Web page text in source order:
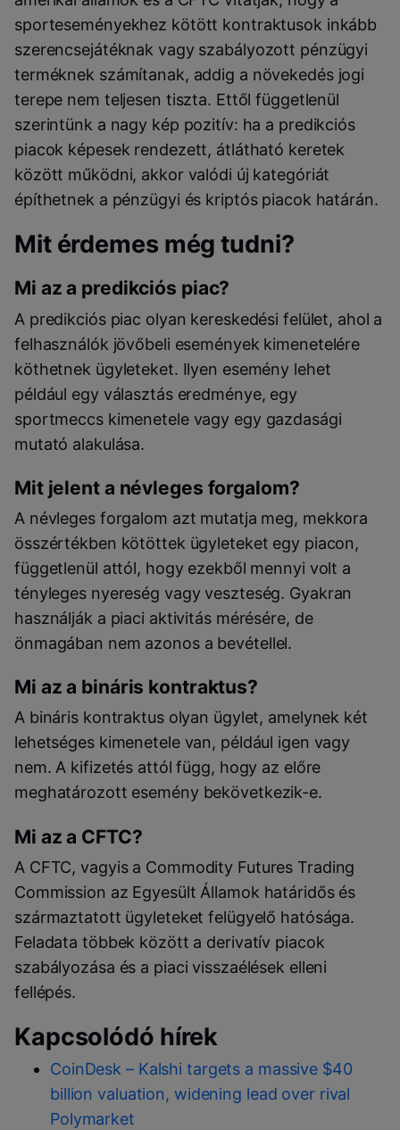
sporteseményekhez kötött kontraktusok inkább
szerencsejátéknak vagy szabályozott pénzügyi
terméknek számítanak, addig a növekedés jogi
terepe nem teljesen tiszta. Ettől függetlenül
szerintünk a nagy kép pozitív: ha a predikciós
piacok képesek rendezett, átlátható keretek
között működni, akkor valódi új kategóriát
építhetnek a pénzügyi és kriptós piacok határán.
Mit érdemes még tudni?
Mi az a predikciós piac?
A predikciós piac olyan kereskedési felület, ahol a
felhasználók jövőbeli események kimenetelére
köthetnek ügyleteket. Ilyen esemény lehet
például egy választás eredménye, egy
sportmeccs kimenetele vagy egy gazdasági
mutató alakulása.
Mit jelent a névleges forgalom?
A névleges forgalom azt mutatja meg, mekkora
összértékben kötöttek ügyleteket egy piacon,
függetlenül attól, hogy ezekből mennyi volt a
tényleges nyereség vagy veszteség. Gyakran
használják a piaci aktivitás mérésére, de
önmagában nem azonos a bevétellel.
Mi az a bináris kontraktus?
A bináris kontraktus olyan ügylet, amelynek két
lehetséges kimenetele van, például igen vagy
nem. A kifizetés attól függ, hogy az előre
meghatározott esemény bekövetkezik-e.
Mi az a CFTC?
A CFTC, vagyis a Commodity Futures Trading
Commission az Egyesült Államok határidős és
származtatott ügyleteket felügyelő hatósága.
Feladata többek között a derivatív piacok
szabályozása és a piaci visszaélések elleni
fellépés.
Kapcsolódó hírek
CoinDesk – Kalshi targets a massive $40
billion valuation, widening lead over rival
Polymarket